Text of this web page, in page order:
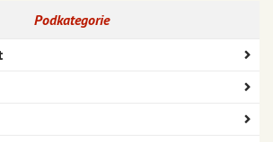
Podkategorie